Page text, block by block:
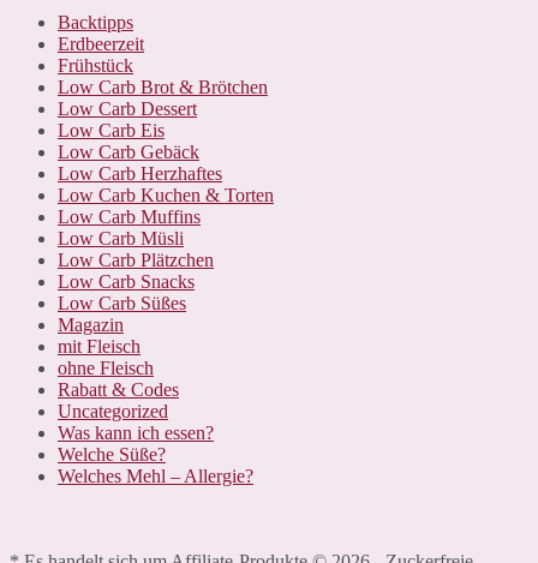
Backtipps
Erdbeerzeit
Frühstück
Low Carb Brot & Brötchen
Low Carb Dessert
Low Carb Eis
Low Carb Gebäck
Low Carb Herzhaftes
Low Carb Kuchen & Torten
Low Carb Muffins
Low Carb Müsli
Low Carb Plätzchen
Low Carb Snacks
Low Carb Süßes
Magazin
mit Fleisch
ohne Fleisch
Rabatt & Codes
Uncategorized
Was kann ich essen?
Welche Süße?
Welches Mehl – Allergie?